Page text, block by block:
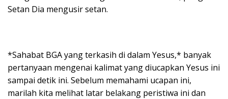
Setan Dia mengusir setan.
*Sahabat BGA yang terkasih di dalam Yesus,* banyak
pertanyaan mengenai kalimat yang diucapkan Yesus ini
sampai detik ini. Sebelum memahami ucapan ini,
marilah kita melihat latar belakang peristiwa ini dan